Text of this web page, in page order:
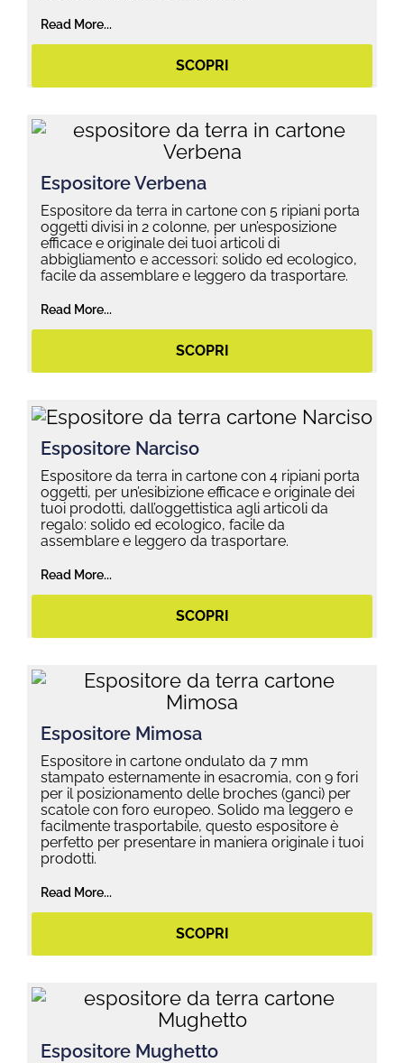
Read More...
SCOPRI
Espositore Verbena
Espositore da terra in cartone con 5 ripiani porta
oggetti divisi in 2 colonne, per un’esposizione
efficace e originale dei tuoi articoli di
abbigliamento e accessori: solido ed ecologico,
facile da assemblare e leggero da trasportare.
Read More...
SCOPRI
Espositore Narciso
Espositore da terra in cartone con 4 ripiani porta
oggetti, per un’esibizione efficace e originale dei
tuoi prodotti, dall’oggettistica agli articoli da
regalo: solido ed ecologico, facile da
assemblare e leggero da trasportare.
Read More...
SCOPRI
Espositore Mimosa
Espositore in cartone ondulato da 7 mm
stampato esternamente in esacromia, con 9 fori
per il posizionamento delle broches (ganci) per
scatole con foro europeo. Solido ma leggero e
facilmente trasportabile, questo espositore è
perfetto per presentare in maniera originale i tuoi
prodotti.
Read More...
SCOPRI
Espositore Mughetto